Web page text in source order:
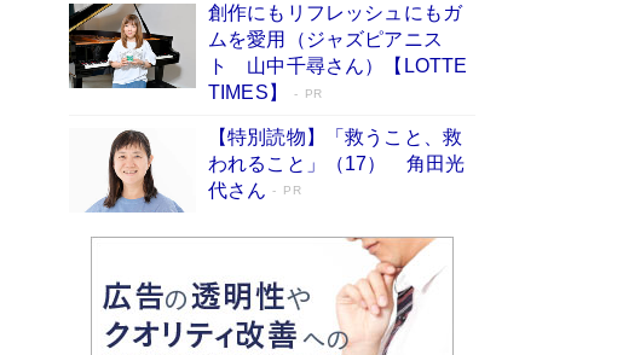
た“人を育てるコツ”…芸への考え方を明か
す
Book Bang
「『火垂るの墓』は、大嘘である」原作者が抱き
続けた“自責の念”とは…「自己憐憫は描きたくな
い」監督が徹底的にこだわったこと（後編） #
戦争の記憶
Book Bang
美輪明宏 晩年の回答を集めた『ほほえんで生き
るための人生相談』がランクイン［エンターテイ
メントベストセラー］
Book Bang
「宇宙兄弟」最終46巻がベストセラー1位 宇宙
開発への関心を押し上げた18年の物語に幕 特装
版には「宇宙で描かれたマンガ」も収録
Book Bang
創作にもリフレッシュにもガ
ムを愛用（ジャズピアニス
ト 山中千尋さん）【LOTTE
TIMES】
PR
【特別読物】「救うこと、救
われること」（17） 角田光
代さん
PR